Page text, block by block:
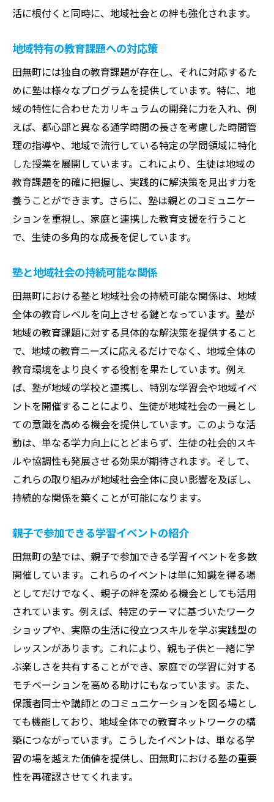
活に根付くと同時に、地域社会との絆も強化されます。
地域特有の教育課題への対応策
田無町には独自の教育課題が存在し、それに対応するた
めに塾は様々なプログラムを提供しています。特に、地
域の特性に合わせたカリキュラムの開発に力を入れ、例
えば、都心部と異なる通学時間の長さを考慮した時間管
理の指導や、地域で流行している特定の学問領域に特化
した授業を展開しています。これにより、生徒は地域の
教育課題を的確に把握し、実践的に解決策を見出す力を
養うことができます。さらに、塾は親とのコミュニケー
ションを重視し、家庭と連携した教育支援を行うこと
で、生徒の多角的な成長を促しています。
塾と地域社会の持続可能な関係
田無町における塾と地域社会の持続可能な関係は、地域
全体の教育レベルを向上させる鍵となっています。塾が
地域の教育課題に対する具体的な解決策を提供すること
で、地域の教育ニーズに応えるだけでなく、地域全体の
教育環境をより良くする役割を果たしています。例え
ば、塾が地域の学校と連携し、特別な学習会や地域イベ
ントを開催することにより、生徒が地域社会の一員とし
ての意識を高める機会を提供しています。このような活
動は、単なる学力向上にとどまらず、生徒の社会的スキ
ルや協調性も発展させる効果が期待されます。そして、
これらの取り組みが地域社会全体に良い影響を及ぼし、
持続的な関係を築くことが可能になります。
親子で参加できる学習イベントの紹介
田無町の塾では、親子で参加できる学習イベントを多数
開催しています。これらのイベントは単に知識を得る場
としてだけでなく、親子の絆を深める機会としても活用
されています。例えば、特定のテーマに基づいたワーク
ショップや、実際の生活に役立つスキルを学ぶ実践型の
レッスンがあります。これにより、親も子供と一緒に学
ぶ楽しさを共有することができ、家庭での学習に対する
モチベーションを高める助けにもなっています。また、
保護者同士や講師とのコミュニケーションを図る場とし
ても機能しており、地域全体での教育ネットワークの構
築につながっています。こうしたイベントは、単なる学
習の場を越えた価値を提供し、田無町における塾の重要
性を再確認させてくれます。